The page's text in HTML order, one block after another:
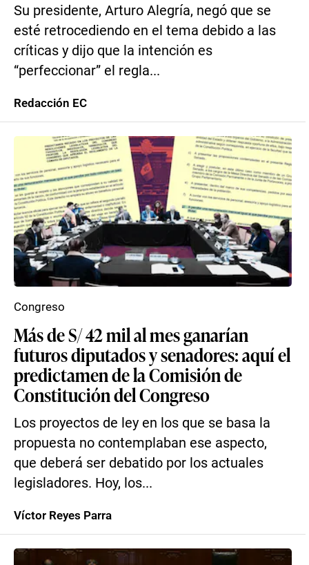
Su presidente, Arturo Alegría, negó que se
esté retrocediendo en el tema debido a las
críticas y dijo que la intención es
“perfeccionar” el regla...
Redacción EC
Más de S/ 42 mil al mes ganarían
futuros diputados y senadores: aquí el
predictamen de la Comisión de
Constitución del Congreso
Los proyectos de ley en los que se basa la
propuesta no contemplaban ese aspecto,
que deberá ser debatido por los actuales
legisladores. Hoy, los...
Congreso
Víctor Reyes Parra